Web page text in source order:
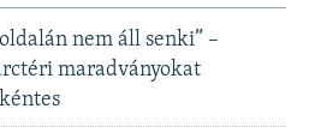
nem áll senki” –
maradványokat